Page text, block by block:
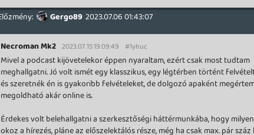
Gergo89 2023.07.06 01:43:07
Necroman Mk2 2023.07.15 19:09:49 #1yhuc
Mivel a podcast kijövetelekor éppen nyaraltam, ezért csak most tudtam
meghallgatni. Jó volt ismét egy klasszikus, egy légtérben történt
és szeretnék én is gyakoribb felvételeket, de dolgozó apaként
megoldható akár online is.
Érdekes volt belehallgatni a szerkesztőségi háttérmunkába, hogy
okoz a hírezés, pláne az előszelektálós része, még ha csak max. pár